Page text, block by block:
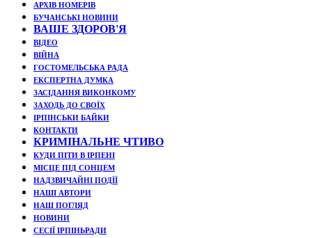
АРХІВ НОМЕРІВ
БУЧАНСЬКІ НОВИНИ
ВАШЕ ЗДОРОВ'Я
ВІДЕО
ВІЙНА
ГОСТОМЕЛЬСЬКА РАДА
ЕКСПЕРТНА ДУМКА
ЗАСІДАННЯ ВИКОНКОМУ
ЗАХОДЬ ДО СВОЇХ
ІРПІНСЬКИ БАЙКИ
КОНТАКТИ
КРИМІНАЛЬНЕ ЧТИВО
КУДИ ПІТИ В ІРПЕНІ
МІСЦЕ ПІД СОНЦЕМ
НАДЗВИЧАЙНІ ПОДЇЇ
НАШІ АВТОРИ
НАШ ПОГЛЯД
НОВИНИ
СЕСІЇ ІРПІНЬРАДИ